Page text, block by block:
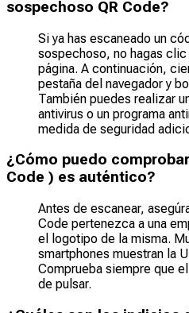
sospechoso QR Code?
Si ya has escaneado un
sospechoso, no hagas
página. A continuación,
pestaña del navegador y
También puedes realizar
antivirus o un programa
medida de seguridad
¿Cómo puedo
Code ) es auténtico?
Antes de escanear,
Code pertenezca a una
el logotipo de la misma.
smartphones muestran la
Comprueba siempre que
de pulsar.